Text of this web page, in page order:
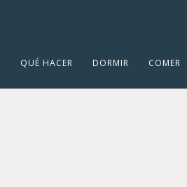
QUÉ HACER DORMIR COMER